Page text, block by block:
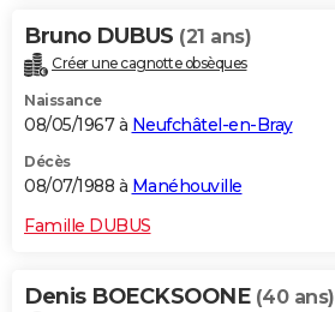
Bruno DUBUS (21 ans)
Créer une cagnotte obsèques
Naissance
08/05/1967 à Neufchâtel-en-Bray
Décès
08/07/1988 à Manéhouville
Famille DUBUS
Denis BOECKSOONE (40 ans)